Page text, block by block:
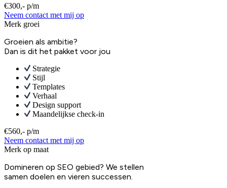
€300,- p/m
Neem contact met mij op
Merk groei
Groeien als ambitie?
Dan is dit het pakket voor jou
Strategie
Stijl
Templates
Verhaal
Design support
Maandelijkse check-in
€560,- p/m
Neem contact met mij op
Merk op maat
Domineren op SEO gebied? We stellen
samen doelen en vieren successen.